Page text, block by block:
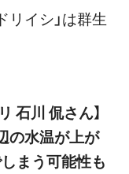
イシ」は群生
石川 侃さん】
の水温が上が
まう可能性も